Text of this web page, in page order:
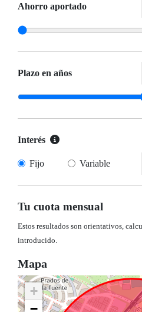
Ahorro aportado
Plazo en años
Interés
Fijo Variable
Tu cuota mensual
Estos resultados son orientativos,
introducido.
Mapa
+
−